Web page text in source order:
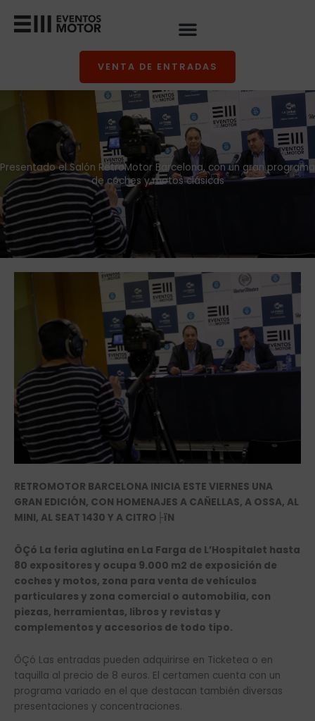
VENTA DE ENTRADAS
Presentado el Salón RetroMotor Barcelona, con un gran programa
de coches y motos clásicas
RETROMOTOR BARCELONA INICIA ESTE VIERNES UNA
GRAN EDICIÓN, CON HOMENAJES A CAÑELLAS, A OSSA, AL
MINI, AL SEAT 1430 Y A CITRO├ïN
ÔÇó La feria aglutina en La Farga de L’Hospitalet hasta
80 expositores y ocupa 9.000 m2 de exposición de
coches y motos, zona para venta de vehículos
particulares y zona comercial o automobilia, con
piezas, herramientas, libros y revistas y
complementos y accesorios de todo tipo.
ÔÇó Las entradas pueden adquirirse en Ticketea o en
taquilla al precio de 8 euros. El certamen cuenta con un
programa variado en el que destacan también diversas
presentaciones y concentraciones.